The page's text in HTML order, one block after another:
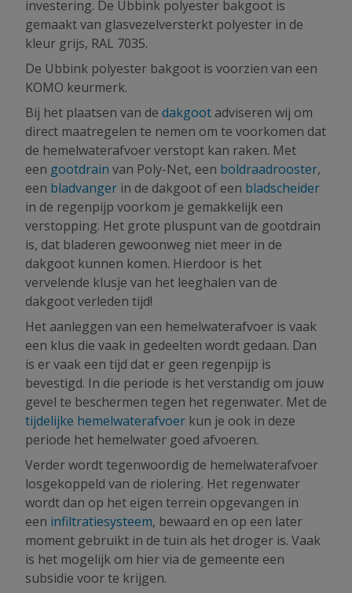
investering. De Ubbink polyester bakgoot is
gemaakt van glasvezelversterkt polyester in de
kleur grijs, RAL 7035.
De Ubbink polyester bakgoot is voorzien van een
KOMO keurmerk.
Bij het plaatsen van de dakgoot adviseren wij om
direct maatregelen te nemen om te voorkomen dat
de hemelwaterafvoer verstopt kan raken. Met
een gootdrain van Poly-Net, een boldraadrooster,
een bladvanger in de dakgoot of een bladscheider
in de regenpijp voorkom je gemakkelijk een
verstopping. Het grote pluspunt van de gootdrain
is, dat bladeren gewoonweg niet meer in de
dakgoot kunnen komen. Hierdoor is het
vervelende klusje van het leeghalen van de
dakgoot verleden tijd!
Het aanleggen van een hemelwaterafvoer is vaak
een klus die vaak in gedeelten wordt gedaan. Dan
is er vaak een tijd dat er geen regenpijp is
bevestigd. In die periode is het verstandig om jouw
gevel te beschermen tegen het regenwater. Met de
tijdelijke hemelwaterafvoer kun je ook in deze
periode het hemelwater goed afvoeren.
Verder wordt tegenwoordig de hemelwaterafvoer
losgekoppeld van de riolering. Het regenwater
wordt dan op het eigen terrein opgevangen in
een infiltratiesysteem, bewaard en op een later
moment gebruikt in de tuin als het droger is. Vaak
is het mogelijk om hier via de gemeente een
subsidie voor te krijgen.